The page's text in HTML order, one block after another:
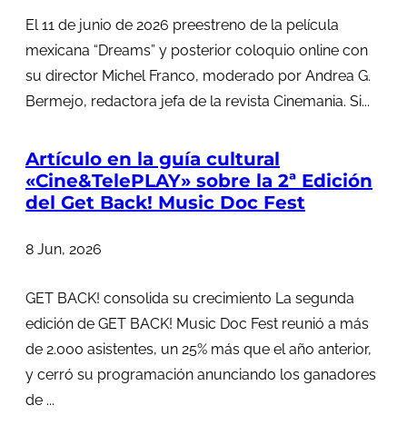
El 11 de junio de 2026 preestreno de la película
mexicana “Dreams” y posterior coloquio online con
su director Michel Franco, moderado por Andrea G.
Bermejo, redactora jefa de la revista Cinemania. Si...
Artículo en la guía cultural
«Cine&TelePLAY» sobre la 2ª Edición
del Get Back! Music Doc Fest
8 Jun, 2026
GET BACK! consolida su crecimiento La segunda
edición de GET BACK! Music Doc Fest reunió a más
de 2.000 asistentes, un 25% más que el año anterior,
y cerró su programación anunciando los ganadores
de ...